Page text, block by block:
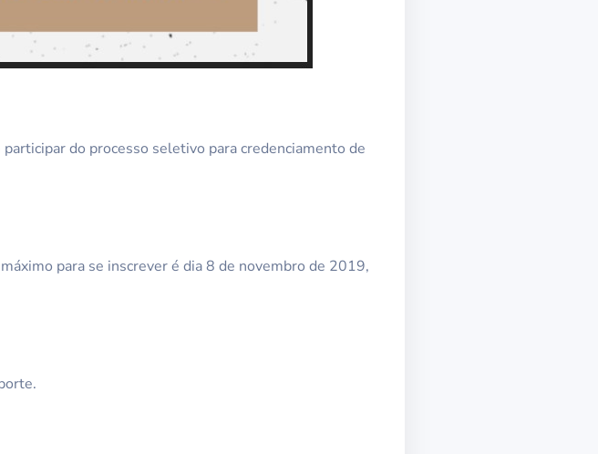
do processo seletivo para credenciamento de
para se inscrever é dia 8 de novembro de 2019,